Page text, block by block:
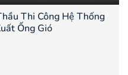
Thi Công Hệ Thống
Ống Gió